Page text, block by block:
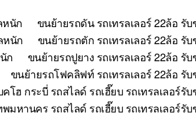
หนัก
ขนย้ายรถดัน รถเทรลเลอร์ 22ล้อ รั
หนัก
ขนย้ายรถตัก รถเทรลเลอร์ 22ล้อ รั
ก
ขนย้ายรถปูยาง รถเทรลเลอร์ 22ล้อ รั
ขนย้ายรถโฟคลิฟท์ รถเทรลเลอร์ 22ล้อ รั
โฮ กระบี่ รถสไลด์ รถเฮี๊ยบ รถเทรลเลอร์รั
มหานคร รถสไลด์ รถเฮี๊ยบ รถเทรลเลอร์รั